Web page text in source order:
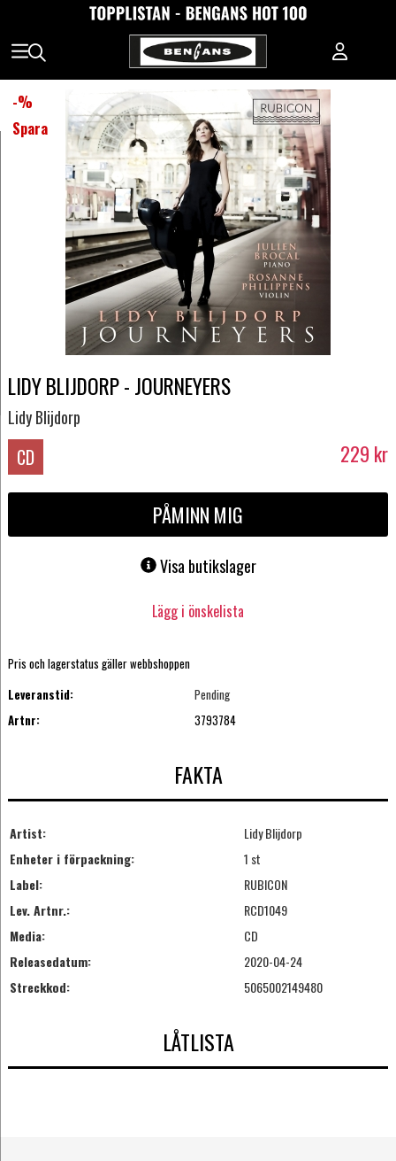
-%
Spara
LIDY BLIJDORP - JOURNEYERS
Lidy Blijdorp
CD 229 kr
PÅMINN MIG
Visa butikslager
Lägg i önskelista
Pris och lagerstatus gäller webbshoppen
Leveranstid:
Pending
Artnr:
3793784
FAKTA
Artist:
Lidy Blijdorp
Enheter i förpackning:
1 st
Label:
RUBICON
Lev. Artnr.:
RCD1049
Media:
CD
Releasedatum:
2020-04-24
Streckkod:
5065002149480
LÅTLISTA